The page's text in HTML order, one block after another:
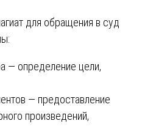
для обращения в суд
— определение цели,
— предоставление
произведений,